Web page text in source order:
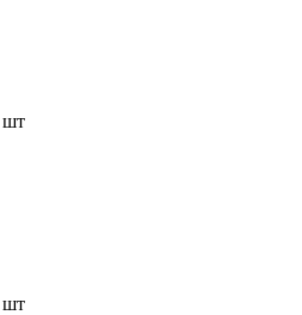
шт
шт